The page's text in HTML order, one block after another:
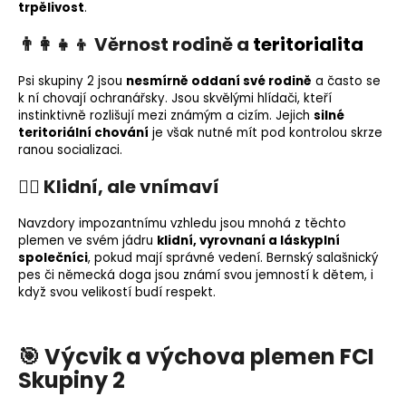
trpělivost.
👨‍👩‍👧‍👦 Věrnost rodině a teritorialita
Psi skupiny 2 jsou nesmírně oddaní své rodině a často se
k ní chovají ochranářsky. Jsou skvělými hlídači, kteří
instinktivně rozlišují mezi známým a cizím. Jejich silné
teritoriální chování je však nutné mít pod kontrolou skrze
ranou socializaci.
🐕‍🦺 Klidní, ale vnímaví
Navzdory impozantnímu vzhledu jsou mnohá z těchto
plemen ve svém jádru klidní, vyrovnaní a láskyplní
společníci, pokud mají správné vedení. Bernský salašnický
pes či německá doga jsou známí svou jemností k dětem, i
když svou velikostí budí respekt.
🎯 Výcvik a výchova plemen FCI
Skupiny 2